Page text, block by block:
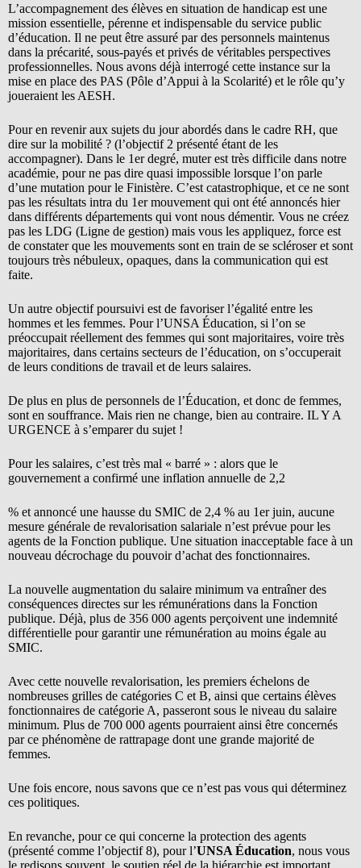
L’accompagnement des élèves en situation de handicap est une
mission essentielle, pérenne et indispensable du service public
d’éducation. Il ne peut être assuré par des personnels maintenus
dans la précarité, sous-payés et privés de véritables perspectives
professionnelles. Nous avons déjà interrogé cette instance sur la
mise en place des PAS (Pôle d’Appui à la Scolarité) et le rôle qu’y
joueraient les AESH.
Pour en revenir aux sujets du jour abordés dans le cadre RH, que
dire sur la mobilité ? (l’objectif 2 présenté étant de les
accompagner). Dans le 1er degré, muter est très difficile dans notre
académie, pour ne pas dire quasi impossible lorsque l’on parle
d’une mutation pour le Finistère. C’est catastrophique, et ce ne sont
pas les résultats intra du 1er mouvement qui ont été annoncés hier
dans différents départements qui vont nous démentir. Vous ne créez
pas les LDG (Ligne de gestion) mais vous les appliquez, force est
de constater que les mouvements sont en train de se scléroser et sont
toujours très nébuleux, opaques, dans la communication qui est
faite.
Un autre objectif poursuivi est de favoriser l’égalité entre les
hommes et les femmes. Pour l’UNSA Éducation, si l’on se
préoccupait réellement des femmes qui sont majoritaires, voire très
majoritaires, dans certains secteurs de l’éducation, on s’occuperait
de leurs conditions de travail et de leurs salaires.
De plus en plus de personnels de l’Éducation, et donc de femmes,
sont en souffrance. Mais rien ne change, bien au contraire. IL Y A
URGENCE à s’emparer du sujet !
Pour les salaires, c’est très mal « barré » : alors que le
gouvernement a confirmé une inflation annuelle de 2,2
% et annoncé une hausse du SMIC de 2,4 % au 1er juin, aucune
mesure générale de revalorisation salariale n’est prévue pour les
agents de la Fonction publique. Une situation inacceptable face à un
nouveau décrochage du pouvoir d’achat des fonctionnaires.
La nouvelle augmentation du salaire minimum va entraîner des
conséquences directes sur les rémunérations dans la Fonction
publique. Déjà, plus de 356 000 agents perçoivent une indemnité
différentielle pour garantir une rémunération au moins égale au
SMIC.
Avec cette nouvelle revalorisation, les premiers échelons de
nombreuses grilles de catégories C et B, ainsi que certains élèves
fonctionnaires de catégorie A, passeront sous le niveau du salaire
minimum. Plus de 700 000 agents pourraient ainsi être concernés
par ce phénomène de rattrapage dont une grande majorité de
femmes.
Une fois encore, nous savons que ce n’est pas vous qui déterminez
ces politiques.
En revanche, pour ce qui concerne la protection des agents
(présenté comme l’objectif 8), pour l’UNSA Éducation, nous vous
le redisons souvent, le soutien réel de la hiérarchie est important,